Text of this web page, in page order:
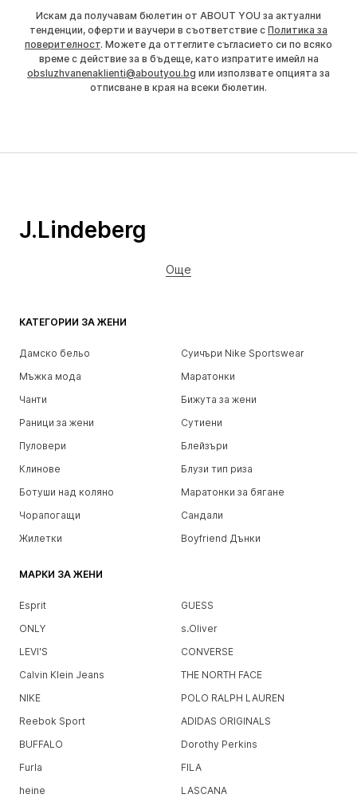
Искам да получавам бюлетин от ABOUT YOU за актуални
тенденции, оферти и ваучери в съответствие с Политика за
поверителност. Можете да оттеглите съгласието си по всяко
време с действие за в бъдеще, като изпратите имейл на
obsluzhvanenaklienti@aboutyou.bg или използвате опцията за
отписване в края на всеки бюлетин.
КАТЕГОРИИ ЗА ЖЕНИ
Дамско бельо
Суичъри Nike Sportswear
Мъжка мода
Маратонки
Чанти
Бижута за жени
Раници за жени
Сутиени
Пуловери
Блейзъри
Клинове
Блузи тип риза
Ботуши над коляно
Маратонки за бягане
Чорапогащи
Сандали
Жилетки
Boyfriend Дънки
МАРКИ ЗА ЖЕНИ
Esprit
GUESS
ONLY
s.Oliver
LEVI'S
CONVERSE
Calvin Klein Jeans
THE NORTH FACE
NIKE
POLO RALPH LAUREN
Reebok Sport
ADIDAS ORIGINALS
BUFFALO
Dorothy Perkins
Furla
FILA
heine
LASCANA
J.Lindeberg
Още